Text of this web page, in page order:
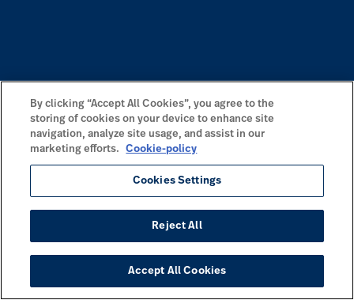
By clicking “Accept All Cookies”, you agree to the
storing of cookies on your device to enhance site
navigation, analyze site usage, and assist in our
marketing efforts.
Cookie-policy
Cookies Settings
Reject All
Accept All Cookies